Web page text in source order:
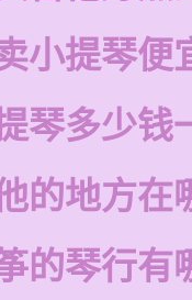
小提琴便
琴多少钱
的地方在
的琴行有